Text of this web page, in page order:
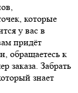
которые
у вас в
придёт
обращаетесь к
заказа. Забрать
знает